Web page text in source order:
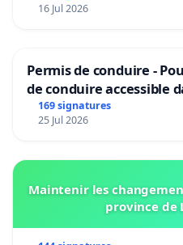
16 Jul 2026
Permis de conduire -
de conduire accessible
Bruxelles
169 signatures
25 Jul 2026
Maintenir les
province de